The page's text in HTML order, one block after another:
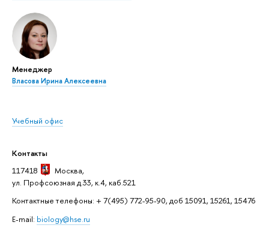
Менеджер
Власова Ирина Алексеевна
Учебный офис
Контакты
117418
Москва,
ул. Профсоюзная д.33, к.4, каб.521
Контактные телефоны: + 7(495) 772-95-90, доб 15091, 15261, 15476
E-mail: biology@hse.ru